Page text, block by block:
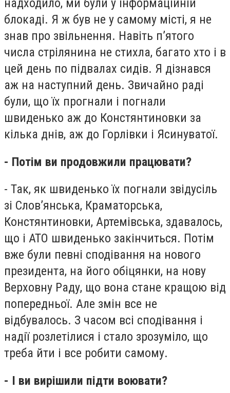
надходило, ми були у інформаційній
блокаді. Я ж був не у самому місті, я не
знав про звільнення. Навіть п’ятого
числа стрілянина не стихла, багато хто і в
цей день по підвалах сидів. Я дізнався
аж на наступний день. Звичайно раді
були, що їх прогнали і погнали
швиденько аж до Констянтиновки за
кілька днів, аж до Горлівки і Ясинуватої.
- Потім ви продовжили працювати?
- Так, як швиденько їх погнали звідусіль
зі Слов’янська, Краматорська,
Констянтиновки, Артемівська, здавалось,
що і АТО швиденько закінчиться. Потім
вже були певні сподівання на нового
президента, на його обіцянки, на нову
Верховну Раду, що вона стане кращою від
попередньої. Але змін все не
відбувалось. З часом всі сподівання і
надії розлетілися і стало зрозуміло, що
треба йти і все робити самому.
- І ви вирішили підти воювати?